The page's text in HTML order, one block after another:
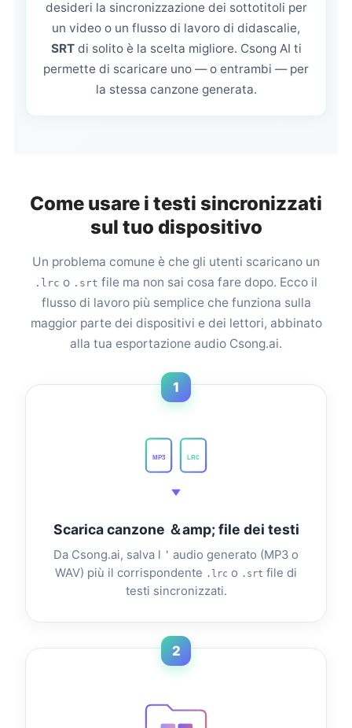
desideri la sincronizzazione dei sottotitoli per
un video o un flusso di lavoro di didascalie,
SRTdi solito è la scelta migliore. Csong AI ti
permette di scaricare uno — o entrambi — per
la stessa canzone generata.
Come usare i testi sincronizzati
sul tuo dispositivo
Un problema comune è che gli utenti scaricano un
.lrc o .srt file ma non sai cosa fare dopo. Ecco il
flusso di lavoro più semplice che funziona sulla
maggior parte dei dispositivi e dei lettori, abbinato
alla tua esportazione audio Csong.ai.
1
MP3 LRC
Scarica canzone ＆amp; file dei testi
Da Csong.ai, salva l＇audio generato (MP3 o
WAV) più il corrispondente .lrc o .srt file di
testi sincronizzati.
2